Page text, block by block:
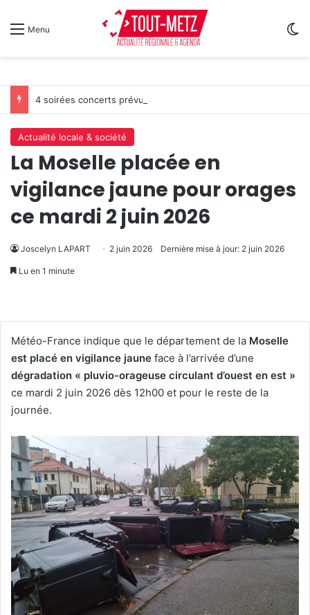
Menu
Actualité locale & société
La Moselle placée en
vigilance jaune pour orages
ce mardi 2 juin 2026
Joscelyn LAPART 2 juin 2026 Dernière mise à jour: 2 juin 2026
Lu en 1 minute
Météo-France indique que le département de la Moselle
est placé en vigilance jaune face à l’arrivée d’une
dégradation « pluvio-orageuse circulant d’ouest en est »
ce mardi 2 juin 2026 dès 12h00 et pour le reste de la
journée.